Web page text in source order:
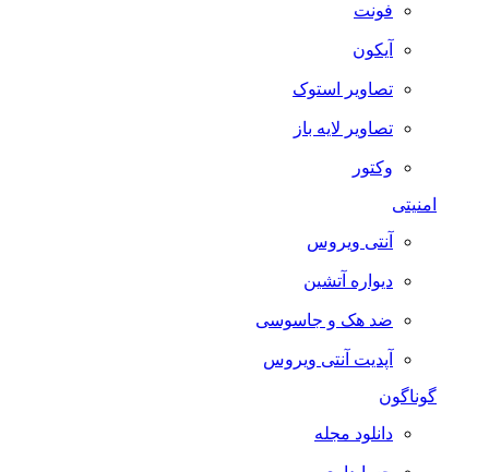
فونت
آیکون
تصاویر استوک
تصاویر لایه باز
وکتور
امنیتی
آنتی ویروس
دیواره آتشین
ضد هک و جاسوسی
آپدیت آنتی ویروس
گوناگون
دانلود مجله